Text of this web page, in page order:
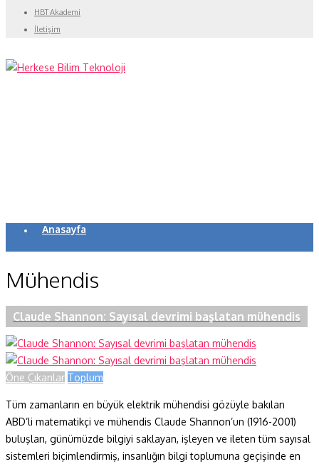
HBT Akademi
İletişim
Anasayfa
Yazarlar
Makaleler
Dergi Sayıları
Yaşam Bilimleri
Sağlık
Fizik ve Uzay
Gezegenimiz
Mühendis
Claude Shannon: Sayısal devrimi başlatan mühendis
Öne Çıkanlar Toplum
Tüm zamanların en büyük elektrik mühendisi gözüyle bakılan
ABD’li matematikçi ve mühendis Claude Shannon’un (1916-2001)
buluşları, günümüzde bilgiyi saklayan, işleyen ve ileten tüm sayısal
sistemleri biçimlendirmiş, insanlığın bilgi toplumuna geçişinde en